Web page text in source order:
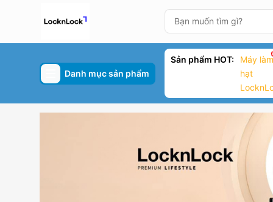
Danh mục sản phẩm
Sản phẩm HOT:
Máy
hạt